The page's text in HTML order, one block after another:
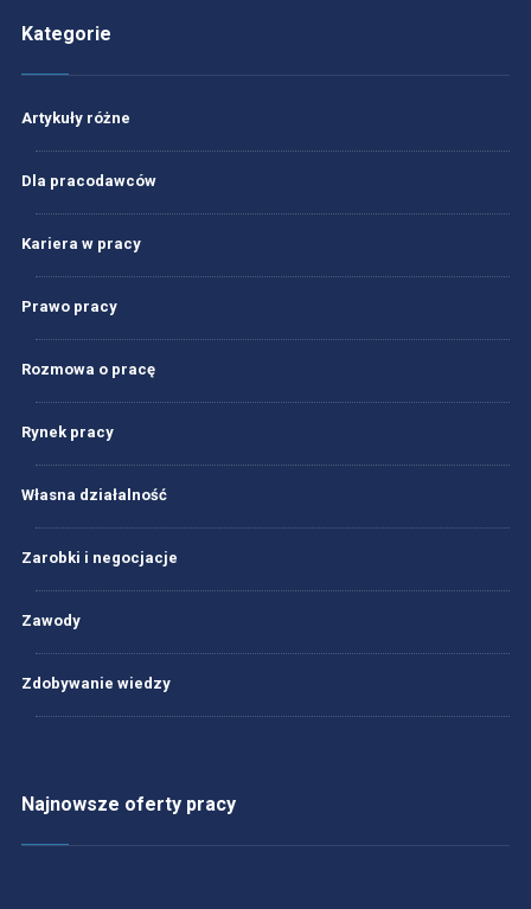
Kategorie
Artykuły różne
Dla pracodawców
Kariera w pracy
Prawo pracy
Rozmowa o pracę
Rynek pracy
Własna działalność
Zarobki i negocjacje
Zawody
Zdobywanie wiedzy
Najnowsze oferty pracy